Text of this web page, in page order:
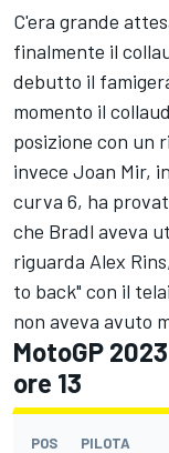
C'era grande
finalmente il
debutto il
momento il
posizione con un
invece Joan Mir,
curva 6, ha
che Bradl aveva
riguarda Alex Rins
to back" con il
non aveva avuto
MotoGP
ore 13
POS PILOTA